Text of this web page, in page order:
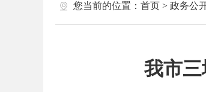
您当前的位置： 首页 > 政务公
我市